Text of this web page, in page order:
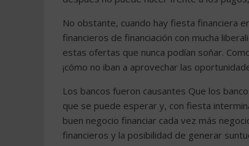
No obstante, cuando hay fiesta financiera
financieros de financiación con mucha
estas ofertas que nunca podían soñar. Como
¡cómo no iban a aprovechar las
Los bancos fueron causantes Que los
que se puede esperar y, con fiesta
buen negocio financiar cada vez más
financieros y la posibilidad de generar